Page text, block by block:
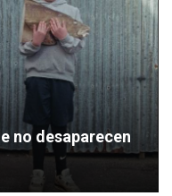
no desaparecen